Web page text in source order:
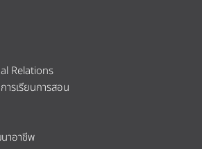
Relations
รเรียนการสอน
าอาชีพ